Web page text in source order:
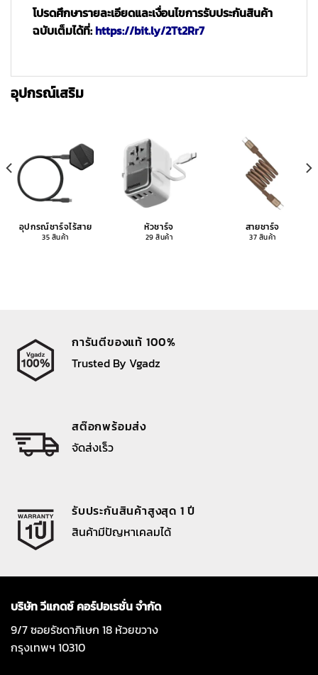
โปรดศึกษารายละเอียดและเงื่อนไขการรับประกันสินค้า
ฉบับเต็มได้ที่:https://bit.ly/2Tt2Rr7
อุปกรณ์เสริม
อุปกรณ์ชาร์จไร้สาย
35 สินค้า
หัวชาร์จ
29 สินค้า
สายชาร์จ
37 สินค้า
การันตีของแท้ 100%
Trusted By Vgadz
สต๊อกพร้อมส่ง
จัดส่งเร็ว
รับประกันสินค้าสูงสุด 1 ปี
สินค้ามีปัญหาเคลมได้
บริษัท วีแกดซ์ คอร์ปอเรชั่น จำกัด
9/7 ซอยรัชดาภิเษก 18 ห้วยขวาง
กรุงเทพฯ 10310